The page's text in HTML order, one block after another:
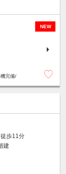
NEW
完備/
歩11分
建